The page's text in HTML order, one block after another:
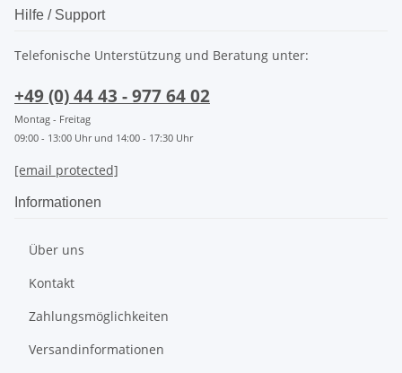
Hilfe / Support
Telefonische Unterstützung und Beratung unter:
+49 (0) 44 43 - 977 64 02
Montag - Freitag
09:00 - 13:00 Uhr und 14:00 - 17:30 Uhr
[email protected]
Informationen
Über uns
Kontakt
Zahlungsmöglichkeiten
Versandinformationen